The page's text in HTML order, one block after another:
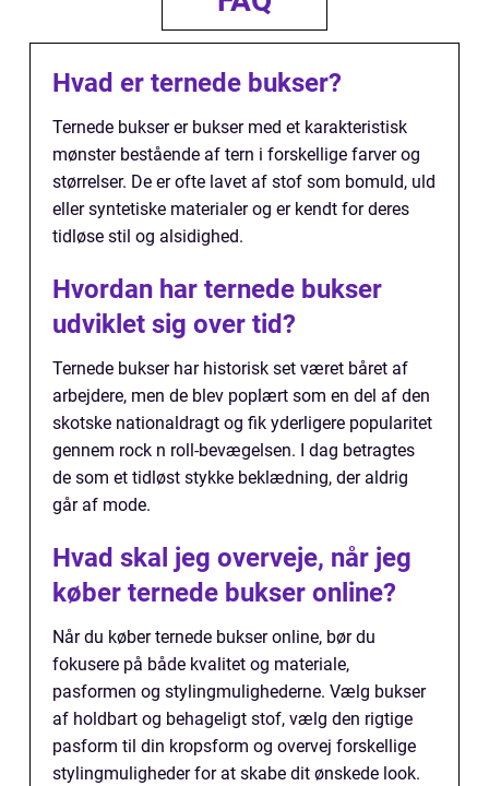
Hvad er ternede bukser?
Ternede bukser er bukser med et karakteristisk
mønster bestående af tern i forskellige farver og
størrelser. De er ofte lavet af stof som bomuld, uld
eller syntetiske materialer og er kendt for deres
tidløse stil og alsidighed.
Hvordan har ternede bukser
udviklet sig over tid?
Ternede bukser har historisk set været båret af
arbejdere, men de blev poplært som en del af den
skotske nationaldragt og fik yderligere popularitet
gennem rock n roll-bevægelsen. I dag betragtes
de som et tidløst stykke beklædning, der aldrig
går af mode.
Hvad skal jeg overveje, når jeg
køber ternede bukser online?
Når du køber ternede bukser online, bør du
fokusere på både kvalitet og materiale,
pasformen og stylingmulighederne. Vælg bukser
af holdbart og behageligt stof, vælg den rigtige
pasform til din kropsform og overvej forskellige
stylingmuligheder for at skabe dit ønskede look.